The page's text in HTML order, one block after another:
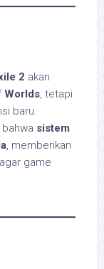
2 akan
Worlds, tetapi
baru.
sistem
, memberikan
game